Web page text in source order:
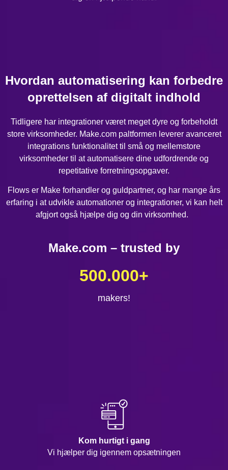
Hvordan automatisering kan forbedre
oprettelsen af digitalt indhold
Tidligere har integrationer været meget dyre og forbeholdt
store virksomheder. Make.com paltformen leverer avanceret
integrations funktionalitet til små og mellemstore
virksomheder til at automatisere dine udfordrende og
repetitative forretningsopgaver.
Flows er Make forhandler og guldpartner, og har mange års
erfaring i at udvikle automationer og integrationer, vi kan helt
afgjort også hjælpe dig og din virksomhed.
Make.com – trusted by
makers!
500.000+
Kom hurtigt i gang
Vi hjælper dig igennem opsætningen